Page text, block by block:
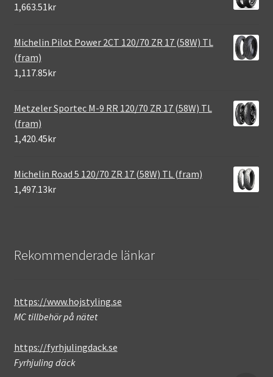
1,663.51kr
Michelin Pilot Power 2CT 120/70 ZR 17 (58W) TL
(fram)
1,117.85kr
Metzeler Sportec M-9 RR 120/70 ZR 17 (58W) TL
(fram)
1,420.45kr
Michelin Road 5 120/70 ZR 17 (58W) TL (fram)
1,497.13kr
Rekommenderade länkar
https://www.hojstyling.se
MC tillbehör på nätet
https://fyrhjulingdack.se
Fyrhjuling däck